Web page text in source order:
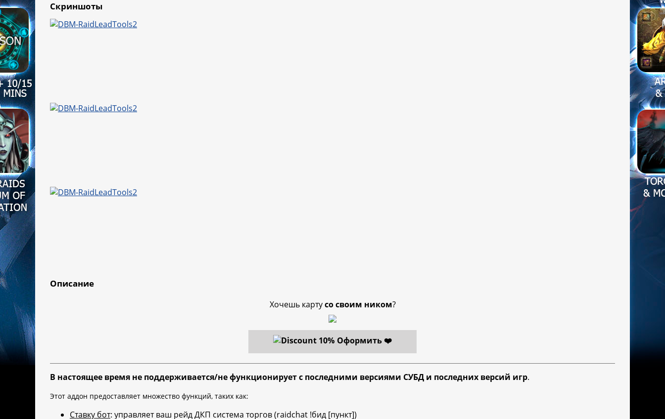
Скриншоты
Описание
Хочешь картусо своим ником?
Оформить ❤️
В настоящее время не поддерживается/не функционирует с последними версиями СУБД и последних версий игр.
Этот аддон предоставляет множество функций, таких как:
Ставку бот: управляет ваш рейд ДКП система торгов (raidchat !бид [пункт])